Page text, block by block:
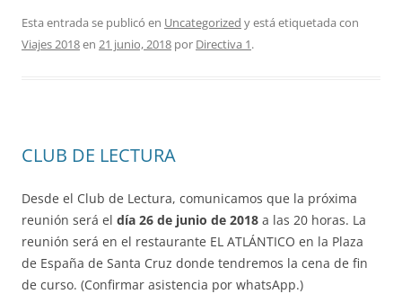
Esta entrada se publicó en Uncategorized y está etiquetada con
Viajes 2018en 21 junio, 2018 por Directiva 1.
CLUB DE LECTURA
Desde el Club de Lectura, comunicamos que la próxima
reunión será el día 26 de junio de 2018 a las 20 horas. La
reunión será en el restaurante EL ATLÁNTICO en la Plaza
de España de Santa Cruz donde tendremos la cena de fin
de curso. (Confirmar asistencia por whatsApp.)